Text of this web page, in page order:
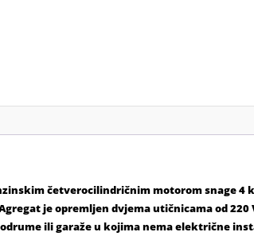
četverocilindričnim motorom snage 4
je opremljen dvjema utičnicama od
ili garaže u kojima nema električne